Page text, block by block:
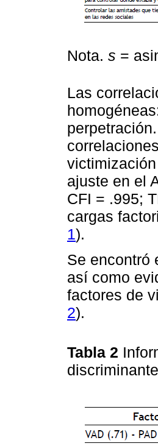
Nota. s =
Las
ajuste en el
CFI = .995;
cargas
1).
Se encontró
así como
factores de
2).
Tabla 2